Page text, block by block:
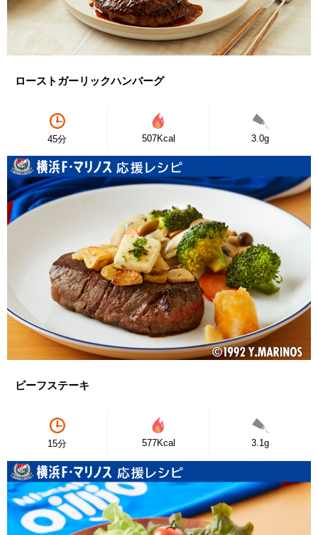
ローストガーリックハンバーグ
45分 507Kcal 3.0g
ビーフステーキ
15分 577Kcal 3.1g